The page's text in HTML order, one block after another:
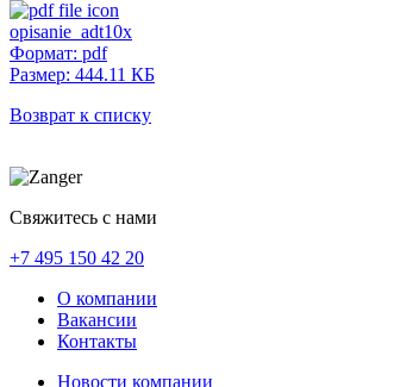
opisanie_adt10x
Формат: pdf
Размер: 444.11 КБ
Возврат к списку
Свяжитесь с нами
+7 495 150 42 20
О компании
Вакансии
Контакты
Новости компании